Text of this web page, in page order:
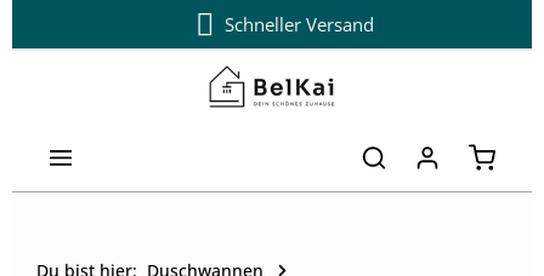
Zum Hauptinhalt springenSchneller Versand
Du bist hier: Duschwannen